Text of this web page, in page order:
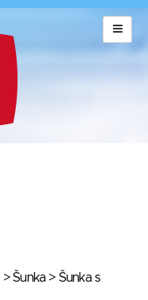
>Šunka > Šunka s